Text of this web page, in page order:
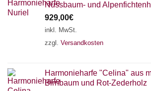
Nussbaum- und
929,00€
inkl. MwSt.
zzgl. Versandkosten
Harmonieharfe "Celina" aus
Birnbaum und Rot-Zederholz